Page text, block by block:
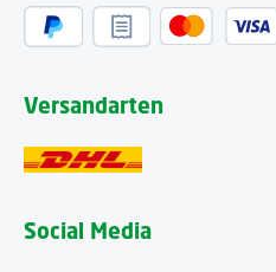
Versandarten
Social Media